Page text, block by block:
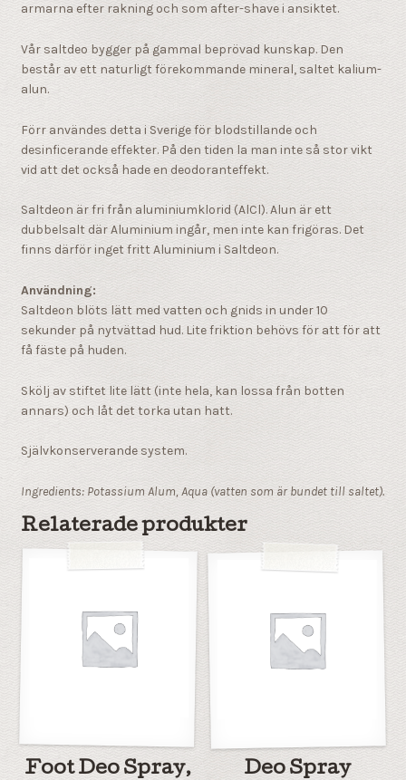
armarna efter rakning och som after-shave i ansiktet.
Vår saltdeo bygger på gammal beprövad kunskap. Den
består av ett naturligt förekommande mineral, saltet kalium-
alun.
Förr användes detta i Sverige för blodstillande och
desinficerande effekter. På den tiden la man inte så stor vikt
vid att det också hade en deodoranteffekt.
Saltdeon är fri från aluminiumklorid (AlCl). Alun är ett
dubbelsalt där Aluminium ingår, men inte kan frigöras. Det
finns därför inget fritt Aluminium i Saltdeon.
Användning:
Saltdeon blöts lättmed vatten och gnids in under 10
sekunder på nytvättad hud. Lite friktion behövs för att för att
få fäste på huden.
Skölj av stiftet lite lätt (inte hela, kan lossa från botten
annars) och låt det torka utan hatt.
Självkonserverande system.
Ingredients: Potassium Alum, Aqua (vatten som är bundet till saltet).
Relaterade produkter
Foot Deo Spray,
Deo Spray